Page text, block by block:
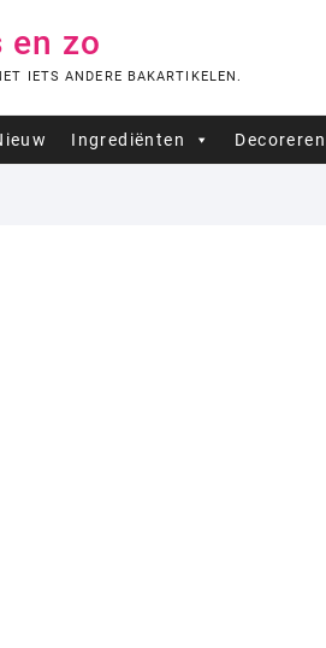
en zo
IETS ANDERE BAKARTIKELEN.
Ingrediënten Decoreren